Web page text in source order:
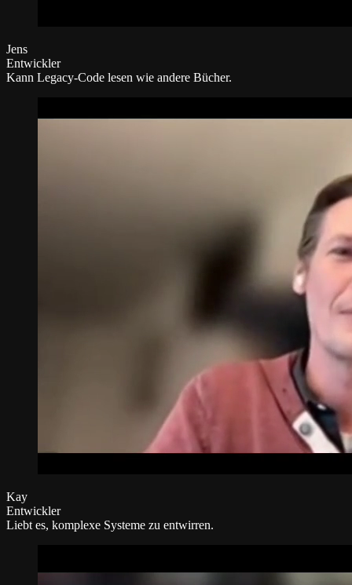
Jens
Entwickler
Kann Legacy-Code lesen wie andere Bücher.
Kay
Entwickler
Liebt es, komplexe Systeme zu entwirren.